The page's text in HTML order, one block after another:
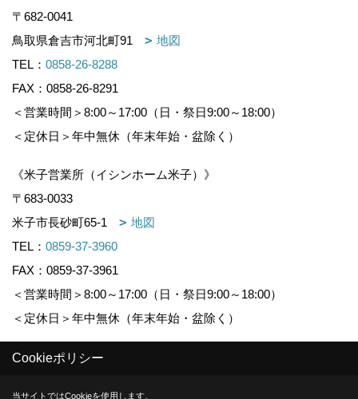
〒682-0041
鳥取県倉吉市河北町91
地図
TEL： 0858-26-8288
FAX：0858-26-8291
＜営業時間＞8:00～17:00（日・祭日9:00～18:00）
＜定休日＞年中無休（年末年始・盆除く）
《米子営業所（イシンホーム米子）》
〒683-0033
米子市長砂町65-1
地図
TEL： 0859-37-3960
FAX：0859-37-3961
＜営業時間＞8:00～17:00（日・祭日9:00～18:00）
＜定休日＞年中無休（年末年始・盆除く）
Cookieポリシー
当サイトではCookieを使用します。